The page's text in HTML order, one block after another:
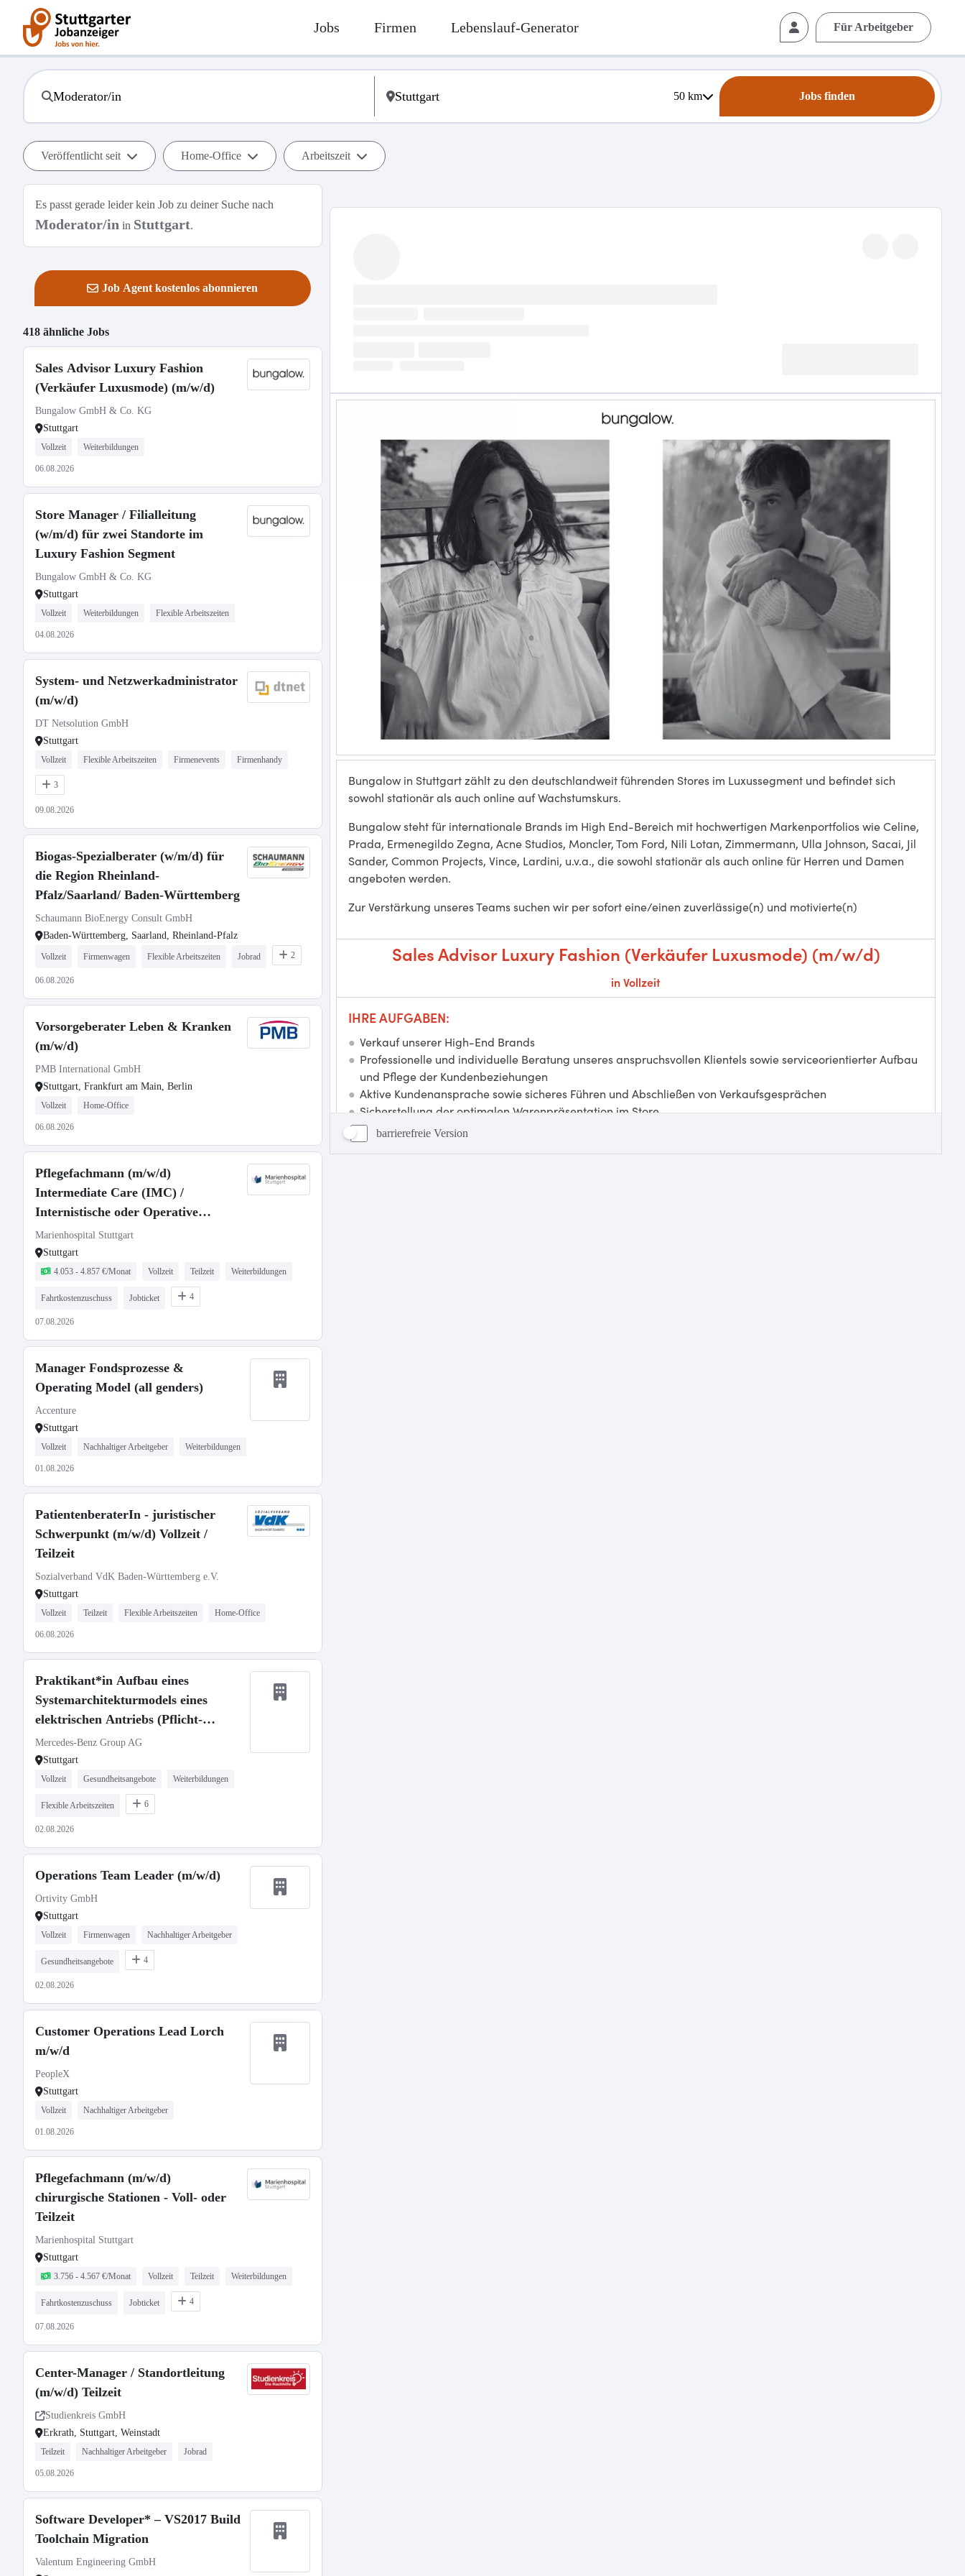
Jobs Firmen Lebenslauf-Generator Für Arbeitgeber
50km Jobs finden
Veröffentlicht seit Home-Office Arbeitszeit
Es passt gerade leider kein Job zu deiner Suche nach
Moderator/in in Stuttgart.
Job Agent kostenlos abonnieren
418 ähnliche Jobs
Sales Advisor Luxury Fashion
(Verkäufer Luxusmode) (m/w/d)
Bungalow GmbH & Co. KG
Stuttgart
Vollzeit Weiterbildungen
06.08.2026
Store Manager / Filialleitung
(w/m/d) für zwei Standorte im
Luxury Fashion Segment
Bungalow GmbH & Co. KG
Stuttgart
Vollzeit Weiterbildungen Flexible Arbeitszeiten
04.08.2026
System- und Netzwerkadministrator
(m/w/d)
DT Netsolution GmbH
Stuttgart
Vollzeit Flexible Arbeitszeiten Firmenevents Firmenhandy
3
09.08.2026
Biogas-Spezialberater (w/m/d) für
die Region Rheinland-
Pfalz/Saarland/ Baden-Württemberg
Schaumann BioEnergy Consult GmbH
Baden-Württemberg, Saarland, Rheinland-Pfalz
Vollzeit Firmenwagen Flexible Arbeitszeiten Jobrad 2
06.08.2026
Vorsorgeberater Leben & Kranken
(m/w/d)
PMB International GmbH
Stuttgart, Frankfurt am Main, Berlin
Vollzeit Home-Office
06.08.2026
Pflegefachmann (m/w/d)
Intermediate Care (IMC) /
Internistische oder Operative
Intensivstation - Voll- oder Teilzeit
Marienhospital Stuttgart
Stuttgart
4.053 - 4.857 €/Monat Vollzeit Teilzeit Weiterbildungen
Fahrtkostenzuschuss Jobticket 4
07.08.2026
Manager Fondsprozesse &
Operating Model (all genders)
Accenture
Stuttgart
Vollzeit Nachhaltiger Arbeitgeber Weiterbildungen
01.08.2026
PatientenberaterIn - juristischer
Schwerpunkt (m/w/d) Vollzeit /
Teilzeit
Sozialverband VdK Baden-Württemberg e.V.
Stuttgart
Vollzeit Teilzeit Flexible Arbeitszeiten Home-Office
06.08.2026
Praktikant*in Aufbau eines
Systemarchitekturmodels eines
elektrischen Antriebs (Pflicht-
Praktikum)
Mercedes-Benz Group AG
Stuttgart
Vollzeit Gesundheitsangebote Weiterbildungen
Flexible Arbeitszeiten 6
02.08.2026
Operations Team Leader (m/w/d)
Ortivity GmbH
Stuttgart
Vollzeit Firmenwagen Nachhaltiger Arbeitgeber
Gesundheitsangebote 4
02.08.2026
Customer Operations Lead Lorch
m/w/d
PeopleX
Stuttgart
Vollzeit Nachhaltiger Arbeitgeber
01.08.2026
Pflegefachmann (m/w/d)
chirurgische Stationen - Voll- oder
Teilzeit
Marienhospital Stuttgart
Stuttgart
3.756 - 4.567 €/Monat Vollzeit Teilzeit Weiterbildungen
Fahrtkostenzuschuss Jobticket 4
07.08.2026
Center-Manager / Standortleitung
(m/w/d) Teilzeit
Studienkreis GmbH
Erkrath, Stuttgart, Weinstadt
Teilzeit Nachhaltiger Arbeitgeber Jobrad
05.08.2026
Software Developer* – VS2017 Build
Toolchain Migration
Valentum Engineering GmbH
barrierefreie Version